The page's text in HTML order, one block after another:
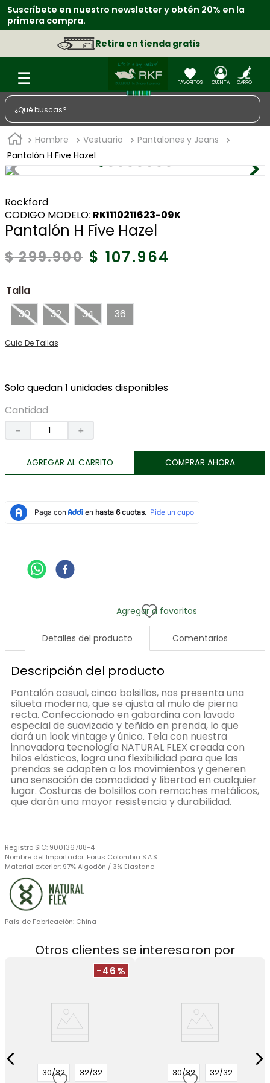
Suscríbete en nuestro newsletter y obtén 20% en la
primera compra.
Retira en tienda gratis
¿Qué buscas?
Hombre Vestuario
Pantalones y Jeans
Pantalón H Five Hazel
Rockford
: RK1110211623-09K
Pantalón H Five Hazel
$ 299.900 $ 107.964
Talla
30
32 34 36
Guia De Tallas
Solo quedan 1 unidades disponibles
Cantidad
＋
－
AGREGAR AL CARRITO COMPRAR AHORA
Detalles del producto Comentarios
Descripción del producto
Pantalón casual, cinco bolsillos, nos presenta una
silueta moderna, que se ajusta al mulo de pierna
recta. Confeccionado en gabardina con lavado
especial de suavizado y teñido en prenda, lo que
dará un look vintage y único. Tela con nuestra
innovadora tecnología NATURAL FLEX creada con
hilos elásticos, logra una flexibilidad para que las
prendas se adapten a los movimientos y generen
una sensación de comodidad y libertad en cualquier
lugar. Costuras de bolsillos con remaches metálicos,
que darán una mayor resistencia y durabilidad.
Registro SIC: 900136788-4
Nombre del Importador: Forus Colombia S.A.S
Material exterior: 97% Algodón / 3% Elastane
País de Fabricación: China
Otros clientes se interesaron por
-46%
30/32 32/32 30/32 32/32
TÉRMINOS MÁS BUSCADOS
1.
zapatos
4.
sacos
5
medias
6.
morral
7.
tenis
8.
tarjetero
9.
botas
10. jeans